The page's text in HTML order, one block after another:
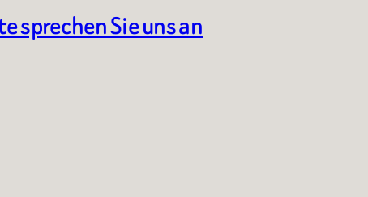
sprechen Sie uns an